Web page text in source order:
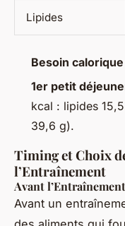
Lipides
Besoin
1er petit
kcal : lipides
39,6 g).
Timing et Choix
l’Entraînement
Avant l’Entraînement
Avant un